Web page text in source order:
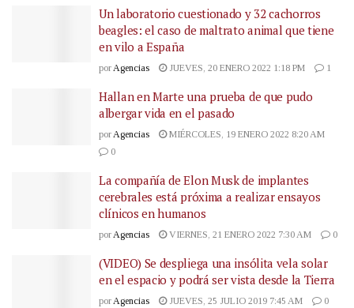
Un laboratorio cuestionado y 32 cachorros
beagles: el caso de maltrato animal que tiene
en vilo a España
porAgencias JUEVES, 20 ENERO 2022 1:18 PM 1
Hallan en Marte una prueba de que pudo
albergar vida en el pasado
porAgencias
MIÉRCOLES, 19 ENERO 2022 8:20 AM
0
La compañía de Elon Musk de implantes
cerebrales está próxima a realizar ensayos
clínicos en humanos
porAgencias VIERNES, 21 ENERO 2022 7:30 AM 0
(VIDEO) Se despliega una insólita vela solar
en el espacio y podrá ser vista desde la Tierra
porAgencias JUEVES, 25 JULIO 2019 7:45 AM 0